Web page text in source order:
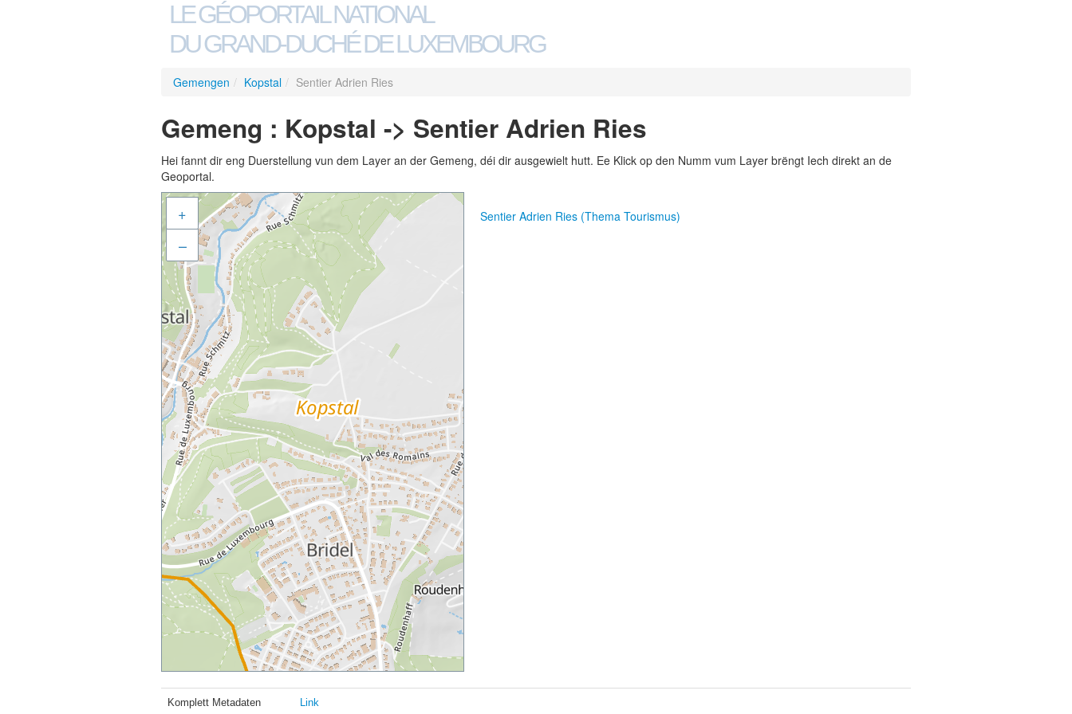
LE GÉOPORTAIL NATIONAL
DU GRAND-DUCHÉ DE LUXEMBOURG
Gemengen / Kopstal / Sentier Adrien Ries
Gemeng : Kopstal -> Sentier Adrien Ries
Hei fannt dir eng Duerstellung vun dem Layer an der Gemeng, déi dir ausgewielt hutt. Ee Klick op den Numm vum Layer brëngt Iech direkt an de
Geoportal.
+
–
Sentier Adrien Ries (Thema Tourismus)
Komplett Metadaten Link